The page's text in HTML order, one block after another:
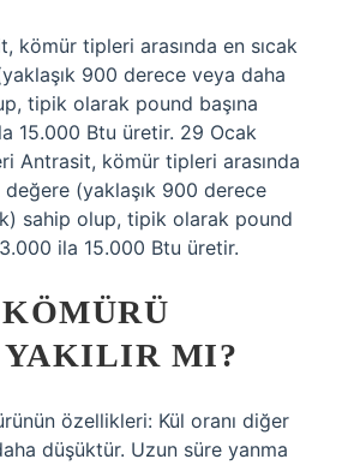
kömür tipleri arasında en sıcak
900 derece veya daha
tipik olarak pound başına
15.000 Btu üretir. 29 Ocak
Antrasit, kömür tipleri arasında
(yaklaşık 900 derece
sahip olup, tipik olarak pound
ila 15.000 Btu üretir.
YAKILIR MI?
özellikleri: Kül oranı diğer
düşüktür. Uzun süre yanma